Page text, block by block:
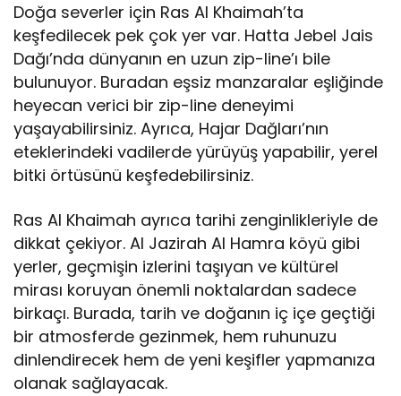
Doğa severler için Ras Al Khaimah’ta
keşfedilecek pek çok yer var. Hatta Jebel Jais
Dağı’nda dünyanın en uzun zip-line’ı bile
bulunuyor. Buradan eşsiz manzaralar eşliğinde
heyecan verici bir zip-line deneyimi
yaşayabilirsiniz. Ayrıca, Hajar Dağları’nın
eteklerindeki vadilerde yürüyüş yapabilir, yerel
bitki örtüsünü keşfedebilirsiniz.
Ras Al Khaimah ayrıca tarihi zenginlikleriyle de
dikkat çekiyor. Al Jazirah Al Hamra köyü gibi
yerler, geçmişin izlerini taşıyan ve kültürel
mirası koruyan önemli noktalardan sadece
birkaçı. Burada, tarih ve doğanın iç içe geçtiği
bir atmosferde gezinmek, hem ruhunuzu
dinlendirecek hem de yeni keşifler yapmanıza
olanak sağlayacak.